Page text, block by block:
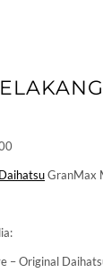
Rp700.000
DaihatsuGranMax
– Original